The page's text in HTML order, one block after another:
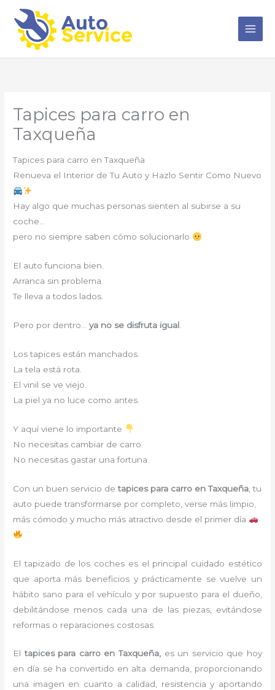
contenido
Tapices para carro en
Taxqueña
Tapices para carro en Taxqueña
Renueva el Interior de Tu Auto y Hazlo Sentir Como Nuevo
Hay algo que muchas personas sienten al subirse a su
coche…
pero no siempre saben cómo solucionarlo
El auto funciona bien.
Arranca sin problema.
Te lleva a todos lados.
Pero por dentro…ya no se disfruta igual
Los tapices están manchados.
La tela está rota.
El vinil se ve viejo.
La piel ya no luce como antes.
Y aquí viene lo importante
No necesitas cambiar de carro.
No necesitas gastar una fortuna.
Con un buen servicio detapices para carro en Taxqueña , tu
auto puede transformarse por completo, verse más limpio,
más cómodo y mucho más atractivo desde el primer día
El tapizado de los coches es el principal cuidado estético
que aporta más beneficios y prácticamente se vuelve un
hábito sano para el vehículo y por supuesto para el dueño,
debilitándose menos cada una de las piezas, evitándose
reformas o reparaciones costosas.
El tapices para carro en Taxqueña, es un servicio que hoy
en día se ha convertido en alta demanda, proporcionando
una imagen en cuanto a calidad, resistencia y aportando